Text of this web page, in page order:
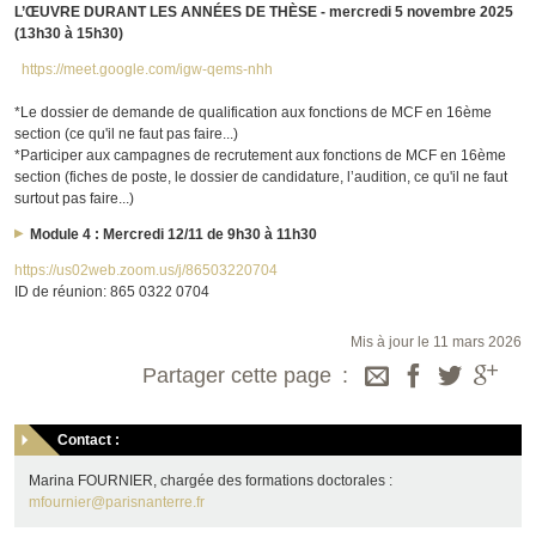
L’ŒUVRE DURANT LES ANNÉES DE THÈSE - mercredi 5 novembre 2025
(13h30 à 15h30)
https://meet.google.com/igw-qems-nhh
*Le dossier de demande de qualification aux fonctions de MCF en 16ème
section (ce qu'il ne faut pas faire...)
*Participer aux campagnes de recrutement aux fonctions de MCF en 16ème
section (fiches de poste, le dossier de candidature, l’audition, ce qu'il ne faut
surtout pas faire...)
Module 4 : Mercredi 12/11 de 9h30 à 11h30
https://us02web.zoom.us/j/86503220704
ID de réunion: 865 0322 0704
Mis à jour le 11 mars 2026
Partager cette page
Contact :
Marina FOURNIER, chargée des formations doctorales :
mfournier@parisnanterre.fr